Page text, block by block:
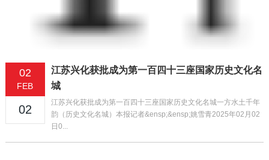
02
FEB
02
江苏兴化获批成为第一百四十三座国家历史文化名
城
江苏兴化获批成为第一百四十三座国家历史文化名城一方水土千年
韵（历史文化名城）本报记者&ensp;&ensp;姚雪青2025年02月02
日0...